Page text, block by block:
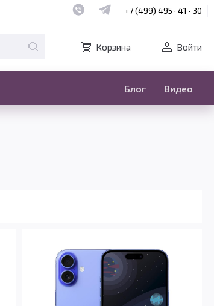
Наш whatsapp
Наш telegram
+7 (499) 495 · 41 · 30
Корзина Войти
Блог Видео